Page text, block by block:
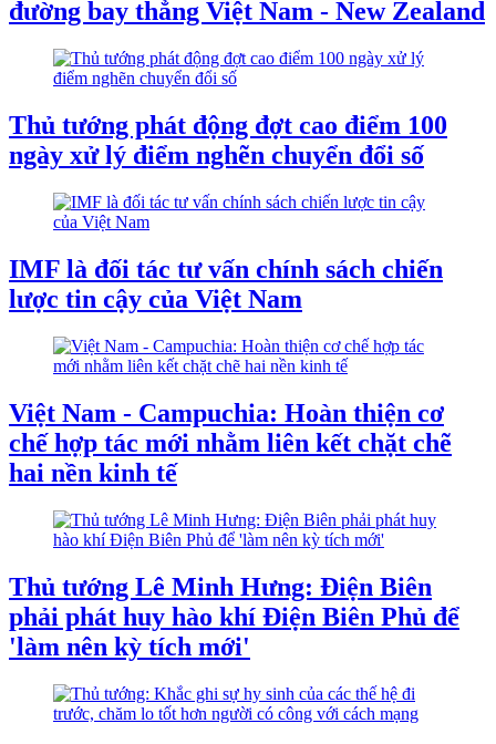
đường bay thẳng Việt Nam - New Zealand
Thủ tướng phát động đợt cao điểm 100
ngày xử lý điểm nghẽn chuyển đổi số
IMF là đối tác tư vấn chính sách chiến
lược tin cậy của Việt Nam
Việt Nam - Campuchia: Hoàn thiện cơ
chế hợp tác mới nhằm liên kết chặt chẽ
hai nền kinh tế
Thủ tướng Lê Minh Hưng: Điện Biên
phải phát huy hào khí Điện Biên Phủ để
'làm nên kỳ tích mới'